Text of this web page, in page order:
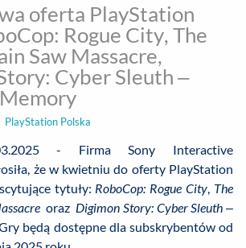
oferta PlayStation
Rogue City, The
Saw Massacre,
Cyber Sleuth –
PlayStation Polska
- Firma Sony Interactive
że w kwietniu do oferty PlayStation
tytuły: RoboCop: Rogue City, The
oraz Digimon Story: Cyber Sleuth –
będą dostępne dla subskrybentów od